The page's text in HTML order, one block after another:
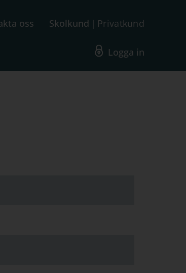
oss Skolkund Privatkund
Logga in